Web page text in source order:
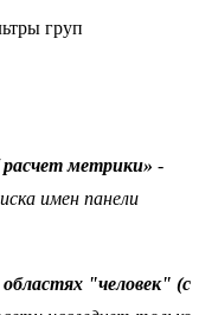
метрики» -
имен панели
"человек" (с